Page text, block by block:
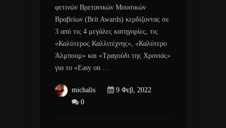
φετινών Βρετανικών Μουσικών
Βραβείων (Brit Awards) κερδίζοντας σε
3 από τις 4 μεγάλες κατηγορίες, τις
«Καλύτερος Καλλιτέχνης», «Καλύτερο
Άλμπουμ» και «Τραγούδι της Χρονιάς»
για το «Easy on …
michalis
9 Φεβ, 2022
0